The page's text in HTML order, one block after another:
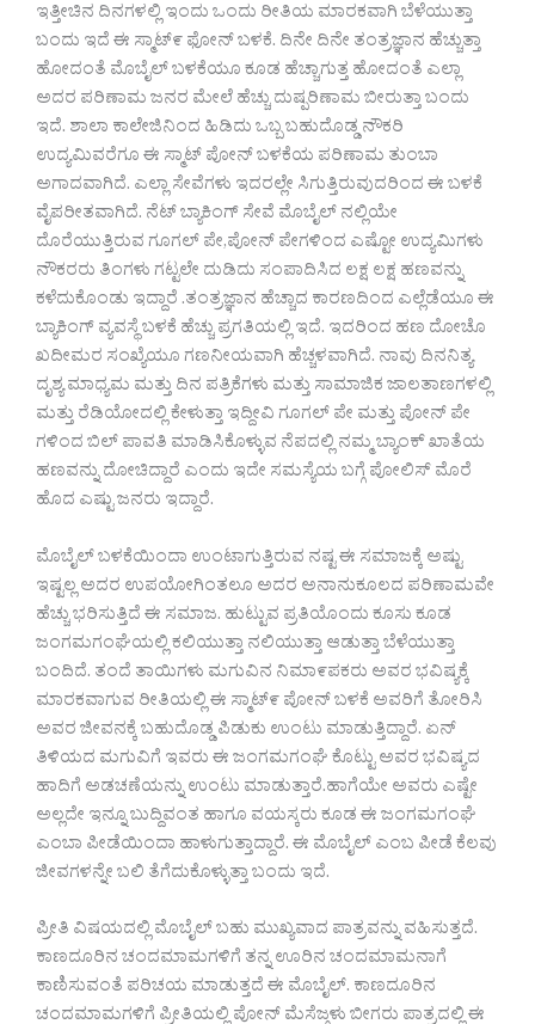
ಇತ್ತೀಚಿನ ದಿನಗಳಲ್ಲಿ ಇಂದು ಒಂದು ರೀತಿಯ ಮಾರಕವಾಗಿ ಬೆಳೆಯುತ್ತಾ
ಬಂದು ಇದೆ ಈ ಸ್ಮಾಟ್೯ ಫೋನ್ ಬಳಕೆ. ದಿನೇ ದಿನೇ ತಂತ್ರಜ್ಞಾನ ಹೆಚ್ಚುತ್ತಾ
ಹೋದಂತೆ ಮೊಬೈಲ್ ಬಳಕೆಯೂ ಕೂಡ ಹೆಚ್ಚಾಗುತ್ತ ಹೋದಂತೆ ಎಲ್ಲಾ
ಅದರ ಪರಿಣಾಮ ಜನರ ಮೇಲೆ ಹೆಚ್ಚು ದುಷ್ಪರಿಣಾಮ ಬೀರುತ್ತಾ ಬಂದು
ಇದೆ. ಶಾಲಾ ಕಾಲೇಜಿನಿಂದ ಹಿಡಿದು ಒಬ್ಬ ಬಹುದೊಡ್ಡ ನೌಕರಿ
ಉದ್ಯಮಿವರೆಗೂ ಈ ಸ್ಮಾಟ್ ಪೋನ್ ಬಳಕೆಯ ಪರಿಣಾಮ ತುಂಬಾ
ಅಗಾದವಾಗಿದೆ. ಎಲ್ಲಾ ಸೇವೆಗಳು ಇದರಲ್ಲೇ ಸಿಗುತ್ತಿರುವುದರಿಂದ ಈ ಬಳಕೆ
ವೈಪರೀತವಾಗಿದೆ. ನೆಟ್ ಬ್ಯಾಕಿಂಗ್ ಸೇವೆ ಮೊಬೈಲ್ ನಲ್ಲಿಯೇ
ದೊರೆಯುತ್ತಿರುವ ಗೂಗಲ್ ಪೇ,ಪೋನ್ ಪೇಗಳಿಂದ ಎಷ್ಟೋ ಉದ್ಯಮಿಗಳು
ನೌಕರರು ತಿಂಗಳು ಗಟ್ಟಲೇ ದುಡಿದು ಸಂಪಾದಿಸಿದ ಲಕ್ಷ ಲಕ್ಷ ಹಣವನ್ನು
ಕಳೆದುಕೊಂಡು ಇದ್ದಾರೆ .ತಂತ್ರಜ್ಞಾನ ಹೆಚ್ಚಾದ ಕಾರಣದಿಂದ ಎಲ್ಲೆಡೆಯೂ ಈ
ಬ್ಯಾಕಿಂಗ್ ವ್ಯವಸ್ಥೆ ಬಳಕೆ ಹೆಚ್ಚು ಪ್ರಗತಿಯಲ್ಲಿ ಇದೆ. ಇದರಿಂದ ಹಣ ದೋಚೊ
ಖದೀಮರ ಸಂಖ್ಯೆಯೂ ಗಣನೀಯವಾಗಿ ಹೆಚ್ಚಳವಾಗಿದೆ. ನಾವು ದಿನನಿತ್ಯ
ದೃಶ್ಯ ಮಾಧ್ಯಮ ಮತ್ತು ದಿನ ಪತ್ರಿಕೆಗಳು ಮತ್ತು ಸಾಮಾಜಿಕ ಜಾಲತಾಣಗಳಲ್ಲಿ
ಮತ್ತು ರೆಡಿಯೋದಲ್ಲಿ ಕೇಳುತ್ತಾ ಇದ್ದೀವಿ ಗೂಗಲ್ ಪೇ ಮತ್ತು ಪೋನ್ ಪೇ
ಗಳಿಂದ ಬಿಲ್ ಪಾವತಿ ಮಾಡಿಸಿಕೊಳ್ಳುವ ನೆಪದಲ್ಲಿ ನಮ್ಮ ಬ್ಯಾಂಕ್ ಖಾತೆಯ
ಹಣವನ್ನು ದೋಚಿದ್ದಾರೆ ಎಂದು ಇದೇ ಸಮಸ್ಯೆಯ ಬಗ್ಗೆ ಪೋಲಿಸ್ ಮೊರೆ
ಹೊದ ಎಷ್ಟು ಜನರು ಇದ್ದಾರೆ.
ಮೊಬೈಲ್ ಬಳಕೆಯಿಂದಾ ಉಂಟಾಗುತ್ತಿರುವ ನಷ್ಟ ಈ ಸಮಾಜಕ್ಕೆ ಅಷ್ಟು
ಇಷ್ಟಲ್ಲ ಅದರ ಉಪಯೋಗಿಂತಲೂ ಅದರ ಅನಾನುಕೂಲದ ಪರಿಣಾಮವೇ
ಹೆಚ್ಚು ಭರಿಸುತ್ತಿದೆ ಈ ಸಮಾಜ. ಹುಟ್ಟುವ ಪ್ರತಿಯೊಂದು ಕೂಸು ಕೂಡ
ಜಂಗಮಗಂಘೆಯಲ್ಲಿ ಕಲಿಯುತ್ತಾ ನಲಿಯುತ್ತಾ ಆಡುತ್ತಾ ಬೆಳೆಯುತ್ತಾ
ಬಂದಿದೆ. ತಂದೆ ತಾಯಿಗಳು ಮಗುವಿನ ನಿಮಾ೯ಪಕರು ಅವರ ಭವಿಷ್ಯಕ್ಕೆ
ಮಾರಕವಾಗುವ ರೀತಿಯಲ್ಲಿ ಈ ಸ್ಮಾಟ್೯ ಪೋನ್ ಬಳಕೆ ಅವರಿಗೆ ತೋರಿಸಿ
ಅವರ ಜೀವನಕ್ಕೆ ಬಹುದೊಡ್ಡ ಪಿಡುಕು ಉಂಟು ಮಾಡುತ್ತಿದ್ದಾರೆ. ಏನ್
ತಿಳಿಯದ ಮಗುವಿಗೆ ಇವರು ಈ ಜಂಗಮಗಂಘೆ ಕೊಟ್ಟು ಅವರ ಭವಿಷ್ಯದ
ಹಾದಿಗೆ ಅಡಚಣೆಯನ್ನು ಉಂಟು ಮಾಡುತ್ತಾರೆ.ಹಾಗೆಯೇ ಅವರು ಎಷ್ಟೇ
ಅಲ್ಲದೇ ಇನ್ನೂ ಬುದ್ದಿವಂತ ಹಾಗೂ ವಯಸ್ಕರು ಕೂಡ ಈ ಜಂಗಮಗಂಘೆ
ಎಂಬಾ ಪೀಡೆಯಿಂದಾ ಹಾಳುಗುತ್ತಾದ್ದಾರೆ. ಈ ಮೊಬೈಲ್ ಎಂಬ ಪೀಡೆ ಕೆಲವು
ಜೀವಗಳನ್ನೇ ಬಲಿ ತೆಗೆದುಕೊಳ್ಳುತ್ತಾ ಬಂದು ಇದೆ.
ಪ್ರೀತಿ ವಿಷಯದಲ್ಲಿ ಮೊಬೈಲ್ ಬಹು ಮುಖ್ಯವಾದ ಪಾತ್ರವನ್ನು ವಹಿಸುತ್ತದೆ.
ಕಾಣದೂರಿನ ಚಂದಮಾಮಗಳಿಗೆ ತನ್ನ ಊರಿನ ಚಂದಮಾಮನಾಗೆ
ಕಾಣಿಸುವಂತೆ ಪರಿಚಯ ಮಾಡುತ್ತದೆ ಈ ಮೊಬೈಲ್. ಕಾಣದೂರಿನ
ಚಂದಮಾಮಗಳಿಗೆ ಪ್ರೀತಿಯಲ್ಲಿ ಪೋನ್ ಮೆಸೆಜ್ಗಳು ಬೀಗರು ಪಾತ್ರದಲ್ಲಿ ಈ